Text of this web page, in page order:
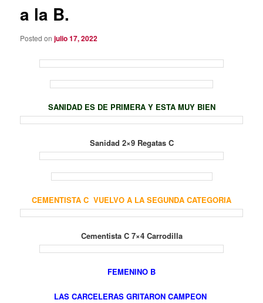
a la B.
Posted onjulio 17, 2022
SANIDAD ES DE PRIMERA Y ESTA MUY BIEN
Sanidad 2×9 Regatas C
CEMENTISTA C VUELVO A LA SEGUNDA CATEGORIA
Cementista C 7×4 Carrodilla
FEMENINO B
LAS CARCELERAS GRITARON CAMPEON